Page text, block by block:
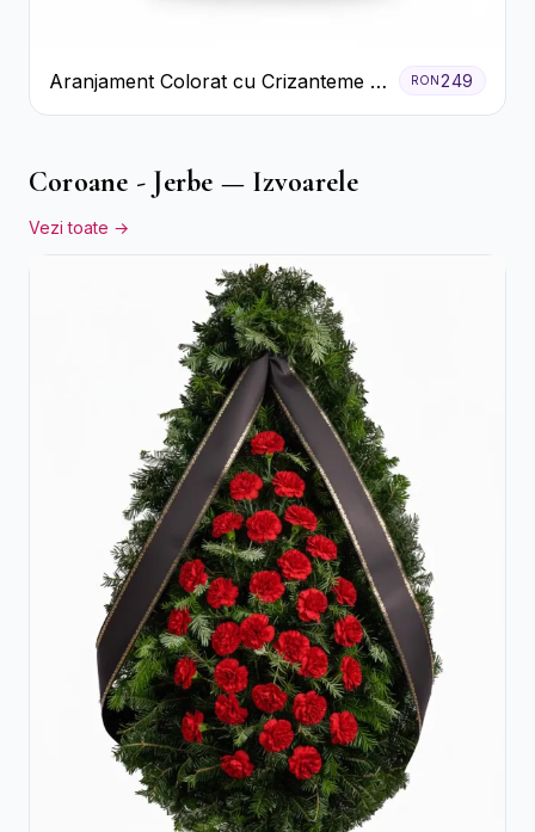
Aranjament Colorat cu Crizanteme în
Cutie Rustică
RON 249
Coroane - Jerbe — Izvoarele
Vezi toate →